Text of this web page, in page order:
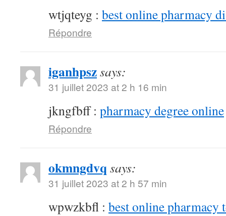
wtjqteyg : best online pharmacy
Répondre
iganhpszsays:
31 juillet 2023 at 2 h 16 min
jkngfbff : pharmacy degree online
Répondre
okmngdvq says:
31 juillet 2023 at 2 h 57 min
wpwzkbfl : best online pharmacy